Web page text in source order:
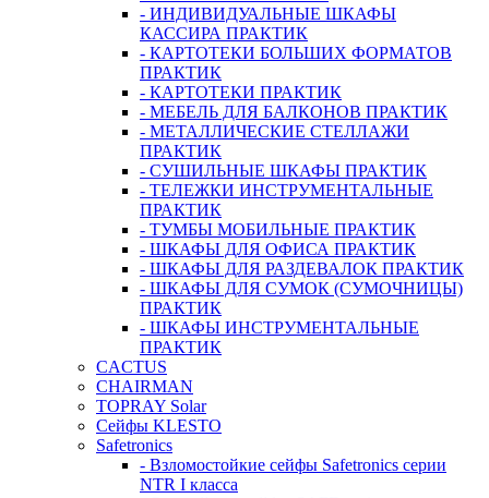
- ИНДИВИДУАЛЬНЫЕ ШКАФЫ
КАССИРА ПРАКТИК
- КАРТОТЕКИ БОЛЬШИХ ФОРМАТОВ
ПРАКТИК
- КАРТОТЕКИ ПРАКТИК
- МЕБЕЛЬ ДЛЯ БАЛКОНОВ ПРАКТИК
- МЕТАЛЛИЧЕСКИЕ СТЕЛЛАЖИ
ПРАКТИК
- СУШИЛЬНЫЕ ШКАФЫ ПРАКТИК
- ТЕЛЕЖКИ ИНСТРУМЕНТАЛЬНЫЕ
ПРАКТИК
- ТУМБЫ МОБИЛЬНЫЕ ПРАКТИК
- ШКАФЫ ДЛЯ ОФИСА ПРАКТИК
- ШКАФЫ ДЛЯ РАЗДЕВАЛОК ПРАКТИК
- ШКАФЫ ДЛЯ СУМОК (СУМОЧНИЦЫ)
ПРАКТИК
- ШКАФЫ ИНСТРУМЕНТАЛЬНЫЕ
ПРАКТИК
CACTUS
CHAIRMAN
TOPRAY Solar
Сейфы KLESTO
Safetronics
- Взломостойкие сейфы Safetronics серии
NTR I класса